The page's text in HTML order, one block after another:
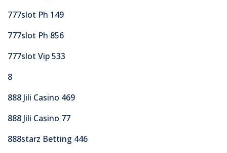
777slot Ph 149
777slot Ph 856
777slot Vip 533
8
888 Jili Casino 469
888 Jili Casino 77
888starz Betting 446